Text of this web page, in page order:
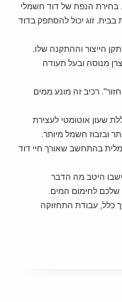
יכולים לנוע בין 50 ליטר ל 200 ליטר. בחירת הנפח של דוד חשמלי
זוג יכול להסתפק בדוד
הייצור וההתקנה שלו.
מנוסה ובעל תעודה
רכיב זה מונע ממים
שעון אוטומטי לעצירת
ובזבוז חשמל מיותר.
בהתחשב שאורך חיי דוד
היטב מה הדבר
שלכם לחימום המים.
כלל, עבודת התחזוקה